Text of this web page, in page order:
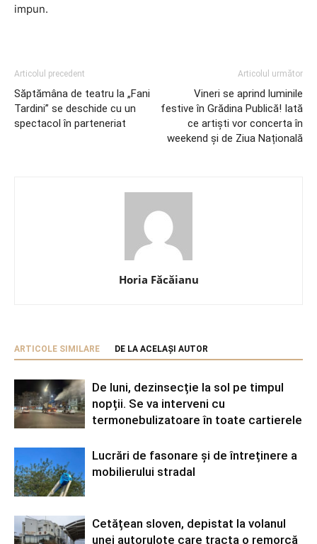
impun.
Articolul precedent
Săptămâna de teatru la „Fani
Tardini” se deschide cu un
spectacol în parteneriat
Articolul următor
Vineri se aprind luminile
festive în Grădina Publică! Iată
ce artiști vor concerta în
weekend și de Ziua Națională
Horia Făcăianu
ARTICOLE SIMILARE DE LA ACELAȘI AUTOR
De luni, dezinsecție la sol pe timpul
nopții. Se va interveni cu
termonebulizatoare în toate cartierele
Lucrări de fasonare și de întreținere a
mobilierului stradal
Cetățean sloven, depistat la volanul
unei autorulote care tracta o remorcă